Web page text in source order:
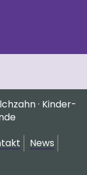
· Kinder-
News